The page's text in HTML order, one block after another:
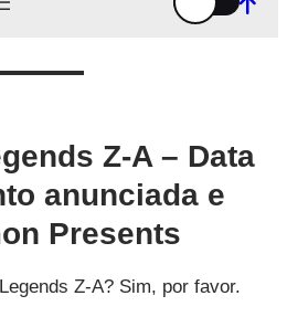
Z-A – Data
anunciada e
Presents
Z-A? Sim, por favor.